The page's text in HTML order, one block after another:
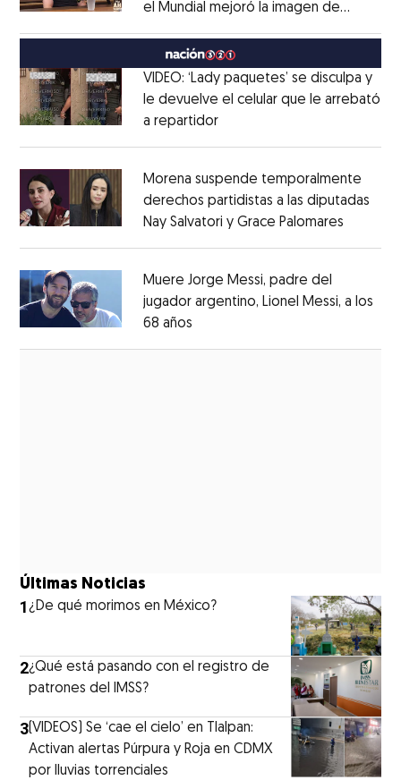
el Mundial mejoró la imagen de
MéxicoOpens in new window
VIDEO: ‘Lady paquetes’ se disculpa y
le devuelve el celular que le arrebató
a repartidorOpens in new window
Morena suspende temporalmente
derechos partidistas a las diputadas
Nay Salvatori y Grace Palomares
Muere Jorge Messi, padre del
jugador argentino, Lionel Messi, a los
68 años
Últimas Noticias
1¿De qué morimos en México?
2¿Qué está pasando con el registro de
patrones del IMSS?
3(VIDEOS) Se ‘cae el cielo’ en Tlalpan:
Activan alertas Púrpura y Roja en CDMX
por lluvias torrenciales